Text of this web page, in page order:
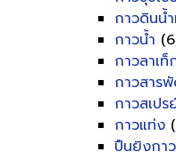
กาวดินน้
กาวน้ำ
กาวลาเท็
กาวสาร
กาวสเปร
กาวแท่ง
ปืนยิงกาว